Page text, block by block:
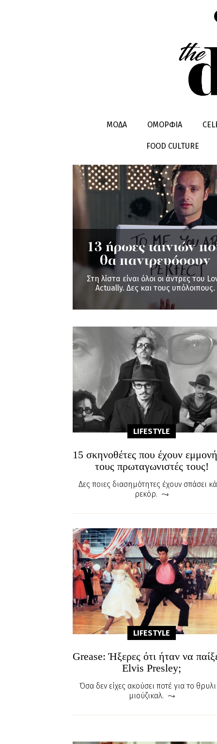
ΜΟΔΑ ΟΜΟΡΦΙΑ
FOOD CULTURE
CINEMA
13 ήρωες ταινιών
θα παντρευόσουν
Στη λίστα είναι όλοι οι άντρες του
Actually. Δες και τους υπόλοιπους.
LIFESTYLE
15 σκηνοθέτες που έχουν
τους πρωταγωνιστές τους!
Δες ποιες διασημότητες έχουν σπάσει
ρεκόρ.
LIFESTYLE
Grease: Ήξερες ότι ήταν να
Elvis Presley;
Όσα δεν είχες ακούσει ποτέ για το
μιούζικαλ.